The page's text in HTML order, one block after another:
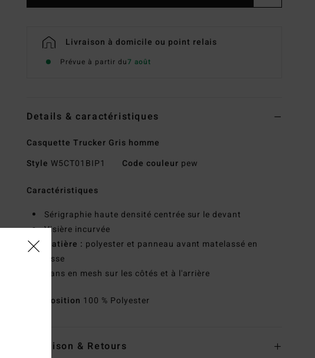
Livraison à domicile ou point relais
Prévue à partir du7 août
Details & caractéristiques
Casquette Trucker Gris homme
Style W5CT01BIP1 Code couleur pew
Caractéristiques
Sérigraphie haute densité centrée sur le devant
Visière incurvée
Matière : polyester et panneau avant matelassé en
mousse
Pans en mesh sur les côtés et à l'arrière
Composition 100 % Polyester
Livraison & Retours